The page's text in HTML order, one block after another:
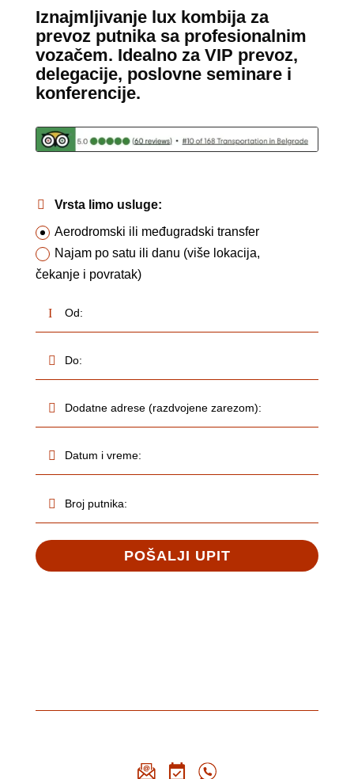
Iznajmljivanje lux kombija za
prevoz putnika sa profesionalnim
vozačem. Idealno za VIP prevoz,
delegacije, poslovne seminare i
konferencije.
Vrsta limo usluge:
Aerodromski ili međugradski transfer
Najam po satu ili danu (više lokacija,
čekanje i povratak)
POŠALJI UPIT